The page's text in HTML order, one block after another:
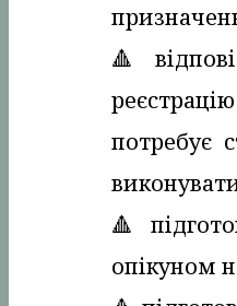
🔺️
потребує
🔺️
опікуном